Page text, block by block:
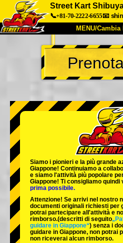
Street Kart
📞+81-70-2222-6655📧
MENU/
INIZIO
Chi Siamo
Azienda
Cambia
Tokyo Shinagawa
Tokyo Akihabara#2
Tokyo Shibuya Annex
Tokyo Asakusa
Okinawa
Siamo i pionieri e la più grande
Giappone! Continuiamo a
e siamo l'attività più popolare
Giappone! Ti consigliamo quindi
prima possibile.
Attenzione! Se arrivi nel nostro
documenti originali richiesti per
potrai partecipare all'attività e
rimborso.(descritti di seguito
guidare in Giappone“) senza i
guidare in Giappone, non potrai
non riceverai alcun rimborso.